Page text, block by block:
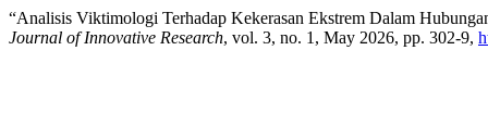
“Analisis Viktimologi Terhadap Kekerasan Ekstrem Dalam
Journal of Innovative Research, vol. 3, no. 1, May 2026, pp. 302-9,